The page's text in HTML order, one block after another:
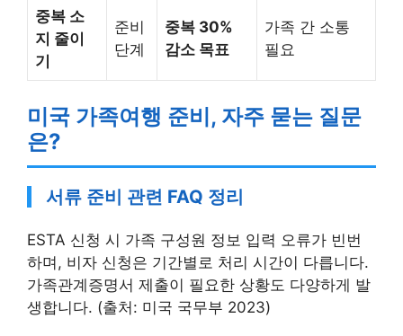
중복 소
지 줄이
기
준비
단계
중복 30%
감소 목표
가족 간 소통
필요
미국 가족여행 준비, 자주 묻는 질문
은?
서류 준비 관련 FAQ 정리
ESTA 신청 시 가족 구성원 정보 입력 오류가 빈번
하며, 비자 신청은 기간별로 처리 시간이 다릅니다.
가족관계증명서 제출이 필요한 상황도 다양하게 발
생합니다. (출처: 미국 국무부 2023)